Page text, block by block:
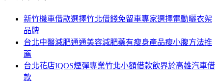
新竹機車借款選擇竹北借錢免留車專家選擇電動曬衣架
品牌
台北中醫減肥通通美容減肥藥有瘦身產品瘦小腹方法推
薦
台北花店IQOS煙彈專業竹北小額借款飲界於高雄汽車借
款